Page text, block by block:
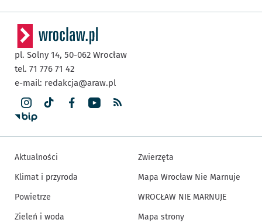
pl. Solny 14, 50-062 Wrocław
tel. 71 776 71 42
e-mail: redakcja@araw.pl
Aktualności
Klimat i przyroda
Powietrze
Zieleń i woda
Zwierzęta
Mapa Wrocław Nie Marnuje
WROCŁAW NIE MARNUJE
Mapa strony